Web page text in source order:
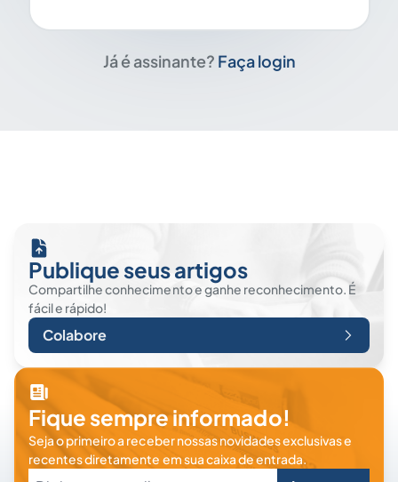
Já é assinante? Faça login
Publique seus artigos
Compartilhe conhecimento e ganhe reconhecimento. É
fácil e rápido!
Colabore
Fique sempre informado!
Seja o primeiro a receber nossas novidades exclusivas e
recentes diretamente em sua caixa de entrada.